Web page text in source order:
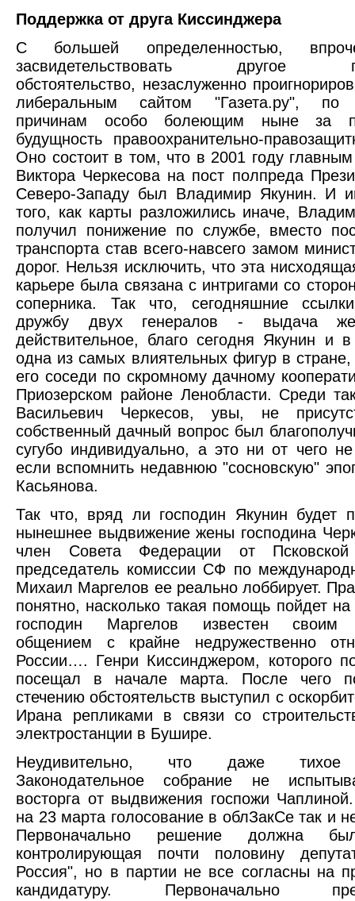
Поддержка от друга Киссинджера
С большей определенностью,
засвидетельствовать другое
обстоятельство, незаслуженно
либеральным сайтом "Газета.ру", по
причинам особо болеющим ныне за
будущность правоохранительно-
Оно состоит в том, что в 2001 году главным
Виктора Черкесова на пост полпреда
Северо-Западу был Владимир Якунин. И
того, как карты разложились иначе,
получил понижение по службе, вместо
транспорта став всего-навсего замом
дорог. Нельзя исключить, что эта
карьере была связана с интригами со
соперника. Так что, сегодняшние
дружбу двух генералов - выдача
действительное, благо сегодня Якунин и
одна из самых влиятельных фигур в стране,
его соседи по скромному дачному
Приозерском районе Ленобласти. Среди
Васильевич Черкесов, увы, не
собственный дачный вопрос был
сугубо индивидуально, а это ни от чего не
если вспомнить недавнюю "сосновскую"
Касьянова.
Так что, вряд ли господин Якунин будет
нынешнее выдвижение жены господина
член Совета Федерации от
председатель комиссии СФ по
Михаил Маргелов ее реально лоббирует.
понятно, насколько такая помощь пойдет
господин Маргелов известен своим
общением с крайне недружественно
России…. Генри Киссинджером, которого
посещал в начале марта. После чего
стечению обстоятельств выступил с
Ирана репликами в связи со
электростанции в Бушире.
Неудивительно, что даже тихое
Законодательное собрание не
восторга от выдвижения госпожи
на 23 марта голосование в облЗакСе так и
Первоначально решение должна
контролирующая почти половину
Россия", но в партии не все согласны на
кандидатуру. Первоначально